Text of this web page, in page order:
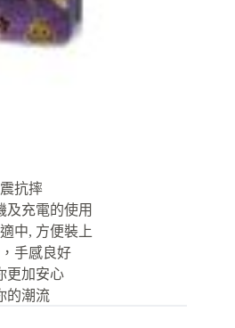
抗摔
及充電的使用
中, 方便裝上
手感良好
更加安心
的潮流